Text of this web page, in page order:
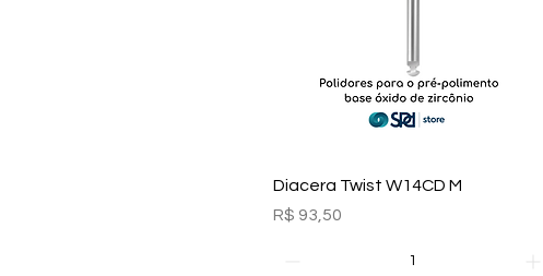
Visualização rápida
Diacera Twist W14CD M
Preço
R$ 93,50